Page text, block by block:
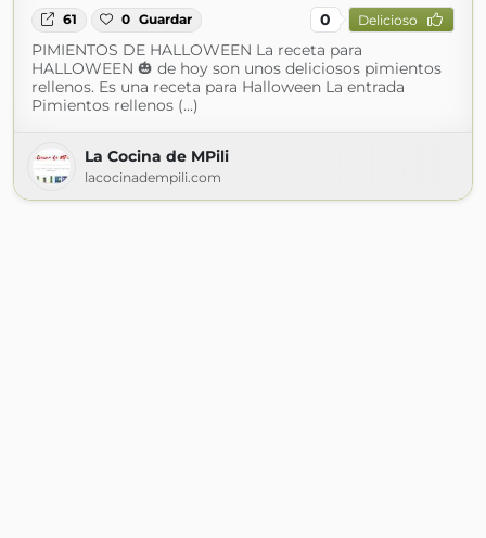
61 0 Guardar 0 Delicioso
PIMIENTOS DE HALLOWEEN La receta para
HALLOWEEN 🎃 de hoy son unos deliciosos pimientos
rellenos. Es una receta para Halloween La entrada
Pimientos rellenos (...)
La Cocina de MPili
lacocinadempili.com